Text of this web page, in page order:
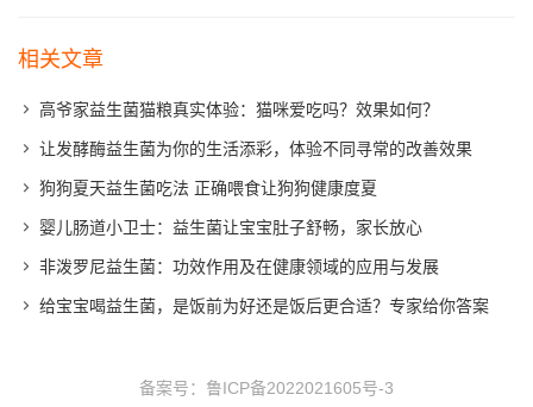
相关文章
高爷家益生菌猫粮真实体验：猫咪爱吃吗？效果如何？
让发酵酶益生菌为你的生活添彩，体验不同寻常的改善效果
狗狗夏天益生菌吃法 正确喂食让狗狗健康度夏
婴儿肠道小卫士：益生菌让宝宝肚子舒畅，家长放心
非泼罗尼益生菌：功效作用及在健康领域的应用与发展
给宝宝喝益生菌，是饭前为好还是饭后更合适？专家给你答案
备案号： 鲁ICP备2022021605号-3